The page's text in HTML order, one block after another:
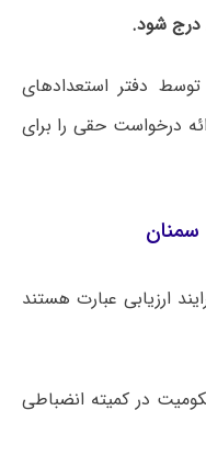
درج شود.
دفتر استعدادهای
درخواست حقی را برای
سمنان
ارزیابی عبارت هستند
در کمیته انضباطی